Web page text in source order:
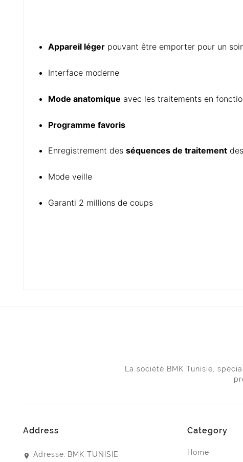
Appareil léger pouvant être emporter pour un
Interface moderne
Mode anatomique avec les traitements en
Programme favoris
Enregistrement des séquences de traitement
Mode veille
Garanti 2 millions de coups
La société BMK Tunisie,
Address
Adresse: BMK TUNISIE
Category
Home